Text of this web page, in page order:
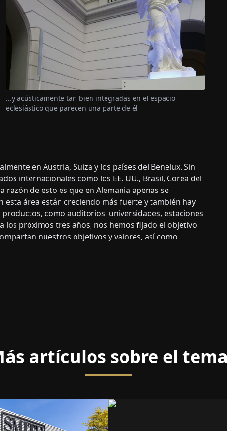
...y acústicamente tan bien integradas en el espacio
eclesiástico que parecen una parte de él
en Austria, Suiza y los países del Benelux. Sin
internacionales como los EE. UU., Brasil, Corea del
razón de esto es que en Alemania apenas se
área están creciendo más fuerte y también hay
como auditorios, universidades, estaciones
próximos tres años, nos hemos fijado el objetivo
nuestros objetivos y valores, así como
artículos sobre el tema